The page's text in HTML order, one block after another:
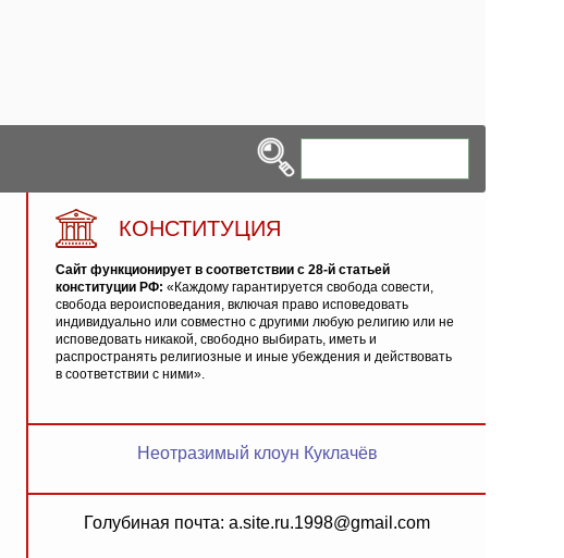
КОНСТИТУЦИЯ
Сайт функционирует в соответствии с 28-й статьей
конституции РФ: «Каждому гарантируется свобода совести,
свобода вероисповедания, включая право исповедовать
индивидуально или совместно с другими любую религию или не
исповедовать никакой, свободно выбирать, иметь и
распространять религиозные и иные убеждения и действовать
в соответствии с ними».
Неотразимый клоун Куклачёв
Голубиная почта: a.site.ru.1998@gmail.com